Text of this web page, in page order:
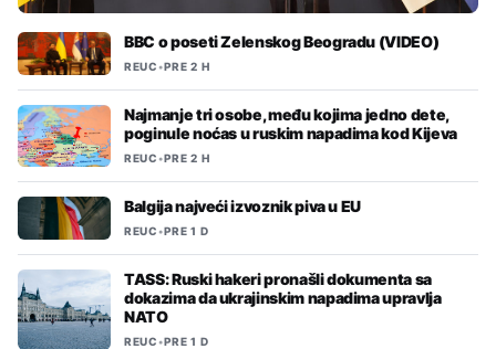
BBC o poseti Zelenskog Beogradu (VIDEO)
REUC•PRE 2 H
Najmanje tri osobe, među kojima jedno dete,
poginule noćas u ruskim napadima kod Kijeva
REUC•PRE 2 H
Balgija najveći izvoznik piva u EU
REUC•PRE 1 D
TASS: Ruski hakeri pronašli dokumenta sa
dokazima da ukrajinskim napadima upravlja
NATO
REUC•PRE 1 D